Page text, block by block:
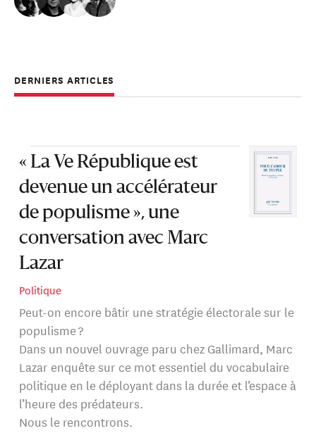
DERNIERS ARTICLES
« La Ve République est
devenue un accélérateur
de populisme », une
conversation avec Marc
Lazar
Politique
Peut-on encore bâtir une stratégie électorale sur le
populisme ?
Dans un nouvel ouvrage paru chez Gallimard, Marc
Lazar enquête sur ce mot essentiel du vocabulaire
politique en le déployant dans la durée et l’espace à
l’heure des prédateurs.
Nous le rencontrons.